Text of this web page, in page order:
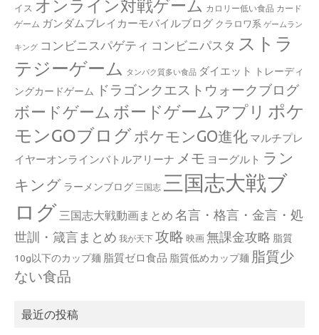
イス オンライン対戦ゲーム カロリー低い食品 カード
ゲーム ガンダムブレイカーモバイルブログ クラロワ系 ゲームラン
キング コンビニスパゲティ コンビニパスタ ストラ
テジーゲーム
タンパク質多い食品 ダイエット
トレーディ
ングカードゲーム
ドラゴンクエストウォークブログ
ボードゲーム ボードゲームアプリ ポケ
モンGOブログ ポケモンGO進化 マルチプレ
イヤーオンラインバトルアリーナ メモ ヨーグルト ラン
キング ラーメンブログ 三国志 三国志大戦ブ
ログ 三国志大戦動画まとめ 名言・格言・金言・処
世訓・箴言まとめ 我が天下 攻略 映画 無課金攻略 脂質
10g以下のカップ麺 脂質ゼロ食品 脂質低めカップ麺 脂質少
ない食品
最近の投稿